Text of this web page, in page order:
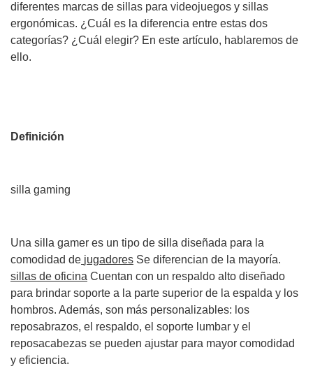
diferentes marcas de sillas para videojuegos y sillas
ergonómicas. ¿Cuál es la diferencia entre estas dos
categorías? ¿Cuál elegir? En este artículo, hablaremos de
ello.
Definición
silla gaming
Una silla gamer es un tipo de silla diseñada para la
comodidad de jugadores Se diferencian de la mayoría.
sillas de oficina Cuentan con un respaldo alto diseñado
para brindar soporte a la parte superior de la espalda y los
hombros. Además, son más personalizables: los
reposabrazos, el respaldo, el soporte lumbar y el
reposacabezas se pueden ajustar para mayor comodidad
y eficiencia.